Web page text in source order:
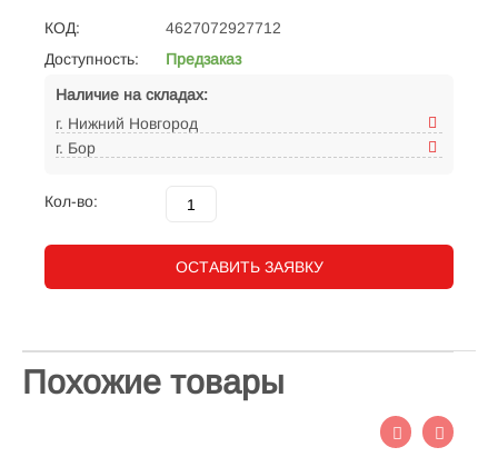
КОД:
4627072927712
Доступность:
Предзаказ
Наличие на складах:
г. Нижний Новгород
г. Бор
Кол-во:
ОСТАВИТЬ ЗАЯВКУ
Похожие товары